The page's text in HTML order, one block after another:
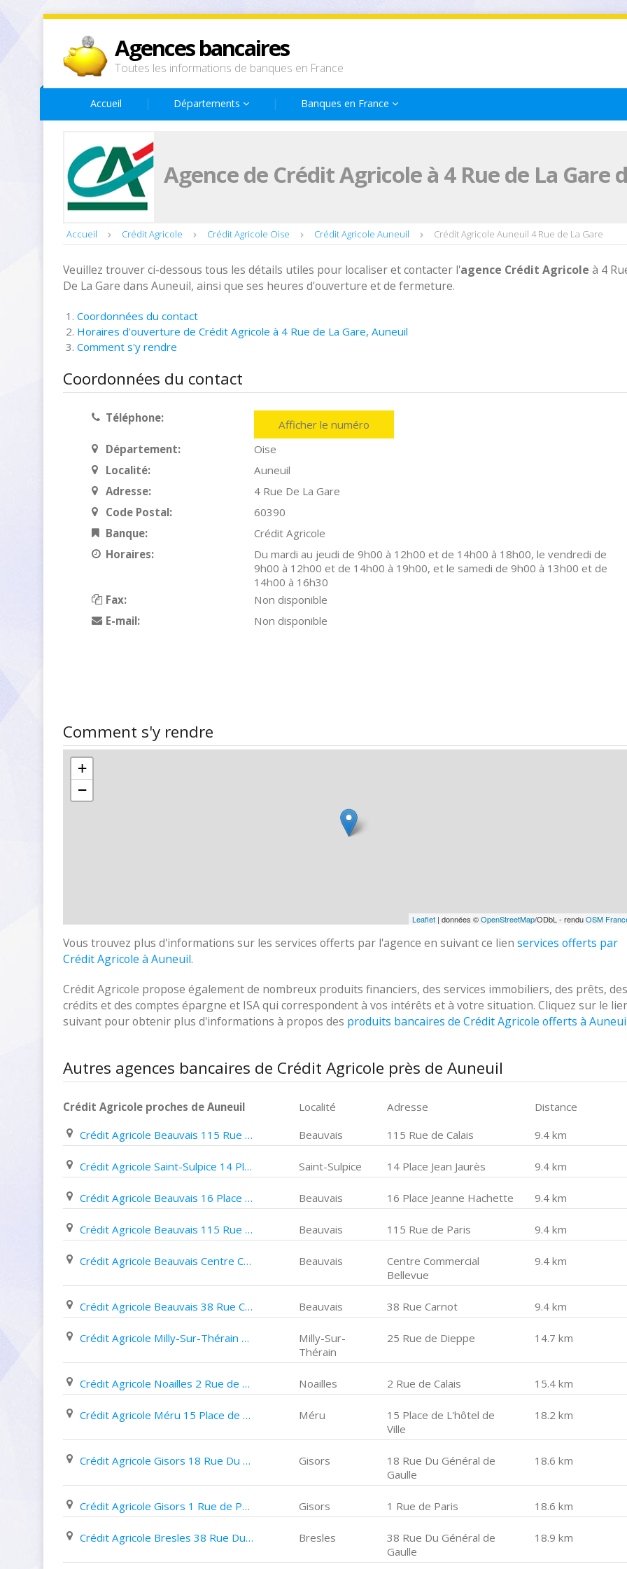
Agences bancaires
Toutes les informations de banques en France
Accueil Départements Banques en France
Agence de Crédit Agricole à 4 Rue de La Gare
Accueil Crédit Agricole Crédit Agricole Oise Crédit Agricole Auneuil Crédit Agricole Auneuil 4 Rue de La Gare
Veuillez trouver ci-dessous tous les détails utiles pour localiser et contacter l'agence Crédit Agricole à 4
De La Gare dans Auneuil, ainsi que ses heures d'ouverture et de fermeture.
Coordonnées du contact
Horaires d'ouverture de Crédit Agricole à 4 Rue de La Gare, Auneuil
Comment s'y rendre
Coordonnées du contact
Téléphone:
Afficher le numéro
Département:
Oise
Localité:
Auneuil
Adresse:
4 Rue De La Gare
Code Postal:
60390
Banque:
Crédit Agricole
Horaires:
Du mardi au jeudi de 9h00 à 12h00 et de 14h00 à 18h00, le vendredi de
9h00 à 12h00 et de 14h00 à 19h00, et le samedi de 9h00 à 13h00 et de
14h00 à 16h30
Fax:
Non disponible
E-mail:
Non disponible
Comment s'y rendre
+
−
Leaflet| données ©OpenStreetMap/ODbL - renduOSM
Vous trouvez plus d'informations sur les services offerts par l'agence en suivant ce lien services offerts par
Crédit Agricole à Auneuil.
Crédit Agricole propose également de nombreux produits financiers, des services immobiliers, des prêts, des
crédits et des comptes épargne et ISA qui correspondent à vos intérêts et à votre situation. Cliquez sur le
suivant pour obtenir plus d'informations à propos des produits bancaires de Crédit Agricole offerts à
Autres agences bancaires de Crédit Agricole près de Auneuil
Crédit Agricole proches de Auneuil Localité Adresse
Distance
Crédit Agricole Beauvais 115 Rue de Calais
Beauvais 115 Rue de Calais 9.4 km
Crédit Agricole Saint-Sulpice 14 Place Jean Jaurès Saint-Sulpice 14 Place Jean Jaurès 9.4 km
Crédit Agricole Beauvais 16 Place Jeanne Hachette Beauvais 16 Place Jeanne Hachette 9.4 km
Crédit Agricole Beauvais 115 Rue de Paris Beauvais 115 Rue de Paris 9.4 km
Crédit Agricole Beauvais Centre Commercial Bellevue Beauvais
Centre Commercial
Bellevue
9.4 km
Crédit Agricole Beauvais 38 Rue Carnot Beauvais 38 Rue Carnot 9.4 km
Crédit Agricole Milly-Sur-Thérain 25 Rue de Dieppe
Milly-Sur-
Thérain
25 Rue de Dieppe 14.7 km
Crédit Agricole Noailles 2 Rue de Calais Noailles 2 Rue de Calais 15.4 km
Crédit Agricole Méru 15 Place de L'hôtel de Ville Méru
15 Place de L'hôtel de
Ville
18.2 km
Crédit Agricole Gisors 18 Rue Du Général de Gaulle Gisors
18 Rue Du Général de
Gaulle
18.6 km
Crédit Agricole Gisors 1 Rue de Paris Gisors 1 Rue de Paris 18.6 km
Crédit Agricole Bresles 38 Rue Du Général de Gaulle Bresles
38 Rue Du Général de
Gaulle
18.9 km